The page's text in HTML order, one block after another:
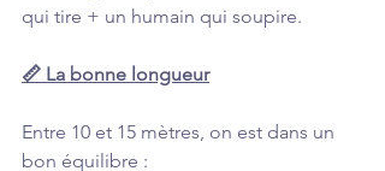
qui tire + un humain qui soupire.
📏 La bonne longueur
Entre 10 et 15 mètres, on est dans un
bon équilibre :